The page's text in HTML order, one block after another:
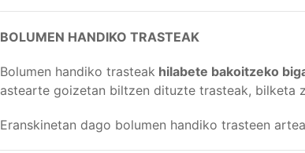
BOLUMEN HANDIKO TRASTEAK
Bolumen handiko trasteak hilabete bakoitzeko
astearte goizetan biltzen dituzte trasteak, bilketa
Eranskinetan dago bolumen handiko trasteen